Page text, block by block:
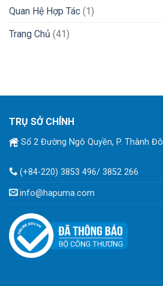
Quan Hệ Hợp Tác (1)
Trang Chủ (41)
TRỤ SỞ CHÍNH
Số 2 Đường Ngô Quyền, P. Thành
(+84-220) 3853 496/ 3852 266
info@hapuma.com